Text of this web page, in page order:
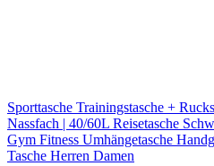
Sporttasche Trainingstasche +
Nassfach | 40/60L Reisetasche
Gym Fitness Umhängetasche
Tasche Herren Damen